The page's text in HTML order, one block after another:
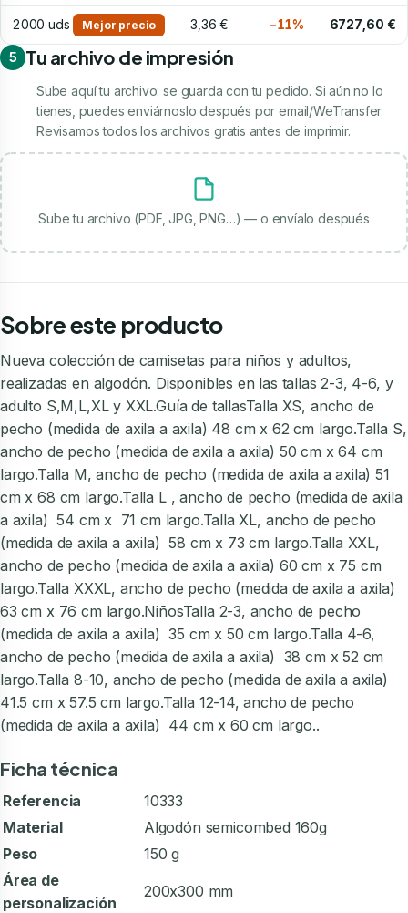
2000 uds Mejor precio 3,36 € −11% 6727,60 €
5 Tu archivo de impresión
Sube aquí tu archivo: se guarda con tu pedido. Si aún no lo
tienes, puedes enviárnoslo después por email/WeTransfer.
Revisamos todos los archivos gratis antes de imprimir.
Sube tu archivo (PDF, JPG, PNG…) — o envíalo después
Sobre este producto
Nueva colección de camisetas para niños y adultos,
realizadas en algodón. Disponibles en las tallas 2-3, 4-6, y
adulto S,M,L,XL y XXL.Guía de tallasTalla XS, ancho de
pecho (medida de axila a axila) 48 cm x 62 cm largo.Talla S,
ancho de pecho (medida de axila a axila) 50 cm x 64 cm
largo.Talla M, ancho de pecho (medida de axila a axila) 51
cm x 68 cm largo.Talla L , ancho de pecho (medida de axila
a axila) 54 cm x 71 cm largo.Talla XL, ancho de pecho
(medida de axila a axila) 58 cm x 73 cm largo.Talla XXL,
ancho de pecho (medida de axila a axila) 60 cm x 75 cm
largo.Talla XXXL, ancho de pecho (medida de axila a axila)
63 cm x 76 cm largo.NiñosTalla 2-3, ancho de pecho
(medida de axila a axila) 35 cm x 50 cm largo.Talla 4-6,
ancho de pecho (medida de axila a axila) 38 cm x 52 cm
largo.Talla 8-10, ancho de pecho (medida de axila a axila)
41.5 cm x 57.5 cm largo.Talla 12-14, ancho de pecho
(medida de axila a axila) 44 cm x 60 cm largo..
Ficha técnica
Referencia
10333
Material
Algodón semicombed 160g
Peso
150 g
Área de
personalización
200x300 mm